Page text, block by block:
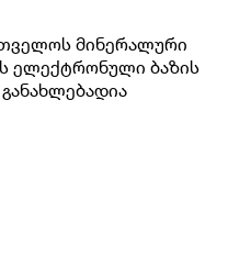
მინერალური
ელექტრონული ბაზის